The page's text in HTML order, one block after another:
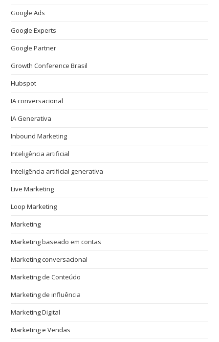
Google Ads
Google Experts
Google Partner
Growth Conference Brasil
Hubspot
IA conversacional
IA Generativa
Inbound Marketing
Inteligência artificial
Inteligência artificial generativa
Live Marketing
Loop Marketing
Marketing
Marketing baseado em contas
Marketing conversacional
Marketing de Conteúdo
Marketing de influência
Marketing Digital
Marketing e Vendas